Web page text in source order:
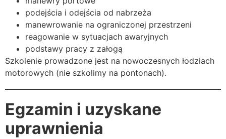
podejścia i odejścia od nabrzeża
manewrowanie na ograniczonej przestrzeni
reagowanie w sytuacjach awaryjnych
podstawy pracy z załogą
Szkolenie prowadzone jest na nowoczesnych łodziach
motorowych (nie szkolimy na pontonach).
Egzamin i uzyskane
uprawnienia